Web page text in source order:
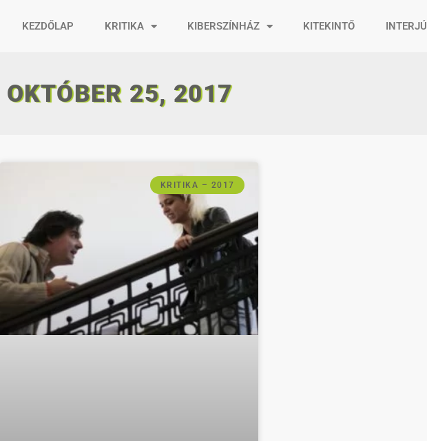
KEZDŐLAP KRITIKA KIBERSZÍNHÁZ KITEKINTŐ INTERJÚ
OKTÓBER 25, 2017
KRITIKA – 2017